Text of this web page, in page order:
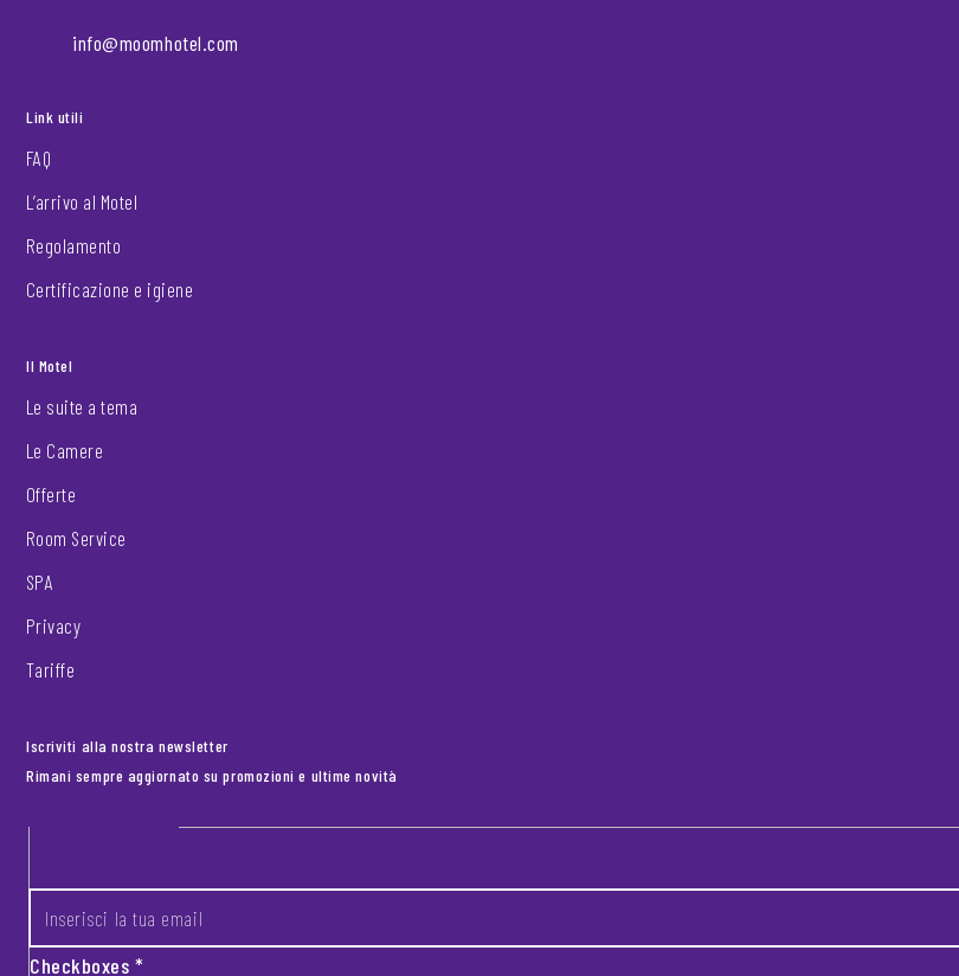
info@moomhotel.com
Link utili
FAQ
L’arrivo al Motel
Regolamento
Certificazione e igiene
Il Motel
Le suite a tema
Le Camere
Offerte
Room Service
SPA
Privacy
Tariffe
Iscriviti alla nostra newsletter
Rimani sempre aggiornato su promozioni e ultime novità
Footer newsletter
Checkboxes*